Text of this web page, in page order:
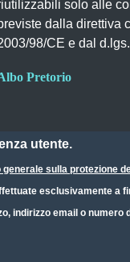
solo alle
dalla direttiva
98/CE e dal
Pretorio
utente.
generale sulla protezione
esclusivamente a
email o numero